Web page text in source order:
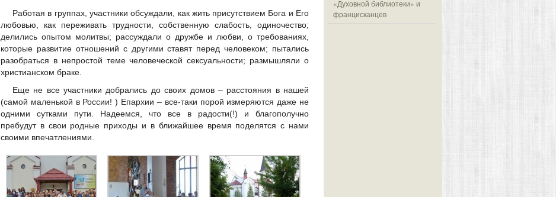
Работая в группах, участники обсуждали, как жить присутствием Бога и Его
любовью, как переживать трудности, собственную слабость, одиночество;
делились опытом молитвы; рассуждали о дружбе и любви, о требованиях,
которые развитие отношений с другими ставят перед человеком; пытались
разобраться в непростой теме человеческой сексуальности; размышляли о
христианском браке.
Еще не все участники добрались до своих домов – расстояния в нашей
(самой маленькой в России! ) Епархии – все-таки порой измеряются даже не
одними сутками пути. Надеемся, что все в радости(!) и благополучно
пребудут в свои родные приходы и в ближайшее время поделятся с нами
своими впечатлениями.
«Духовной библиотеки» и
францисканцев